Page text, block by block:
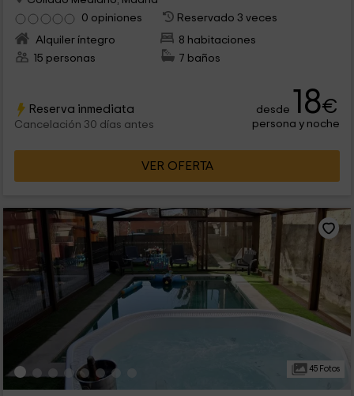
0 opiniones
Reservado 3 veces
Alquiler íntegro
8 habitaciones
15 personas
7 baños
Reserva inmediata
Cancelación 30 días antes
desde 18€
persona y noche
VER OFERTA
45 Fotos